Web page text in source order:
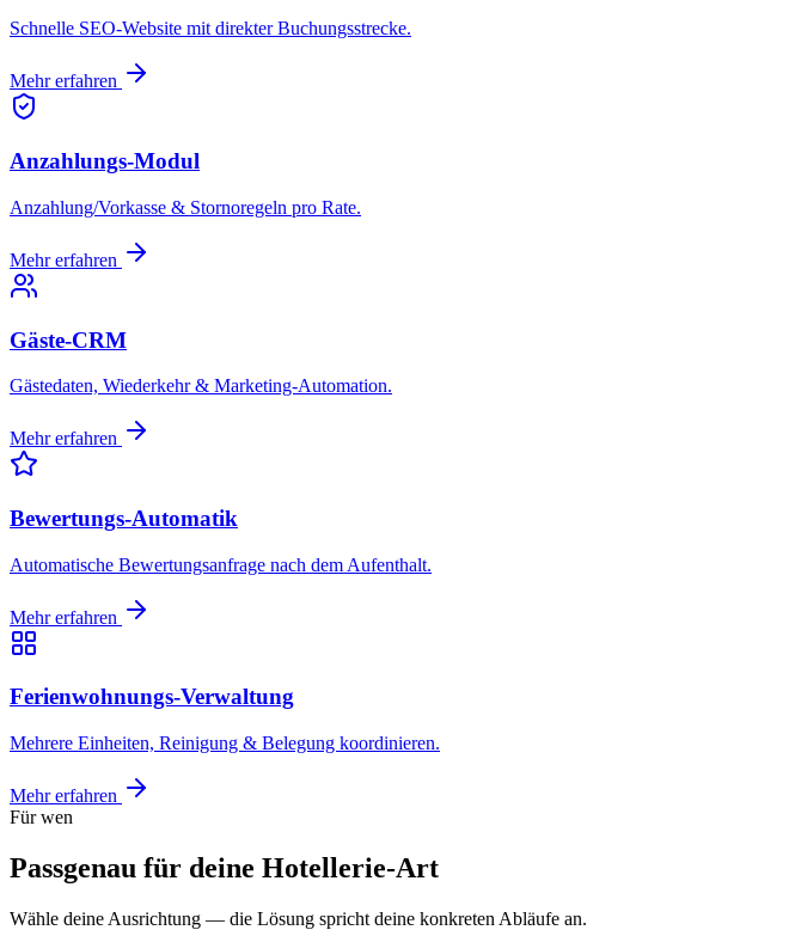
Schnelle SEO-Website mit direkter Buchungsstrecke.
Mehr erfahren
Anzahlungs-Modul
Anzahlung/Vorkasse & Stornoregeln pro Rate.
Mehr erfahren
Gäste-CRM
Gästedaten, Wiederkehr & Marketing-Automation.
Mehr erfahren
Bewertungs-Automatik
Automatische Bewertungsanfrage nach dem Aufenthalt.
Mehr erfahren
Ferienwohnungs-Verwaltung
Mehrere Einheiten, Reinigung & Belegung koordinieren.
Mehr erfahren
Für wen
Passgenau für deine Hotellerie-Art
Wähle deine Ausrichtung — die Lösung spricht deine konkreten Abläufe an.